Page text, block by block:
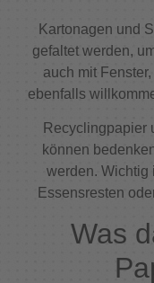
Kartonagen und
gefaltet werden,
auch mit
ebenfalls
Recyclingpapier
können
werden. Wichtig
Essensresten
Was